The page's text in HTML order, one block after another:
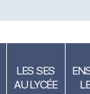
LES SES
AU LYCÉE